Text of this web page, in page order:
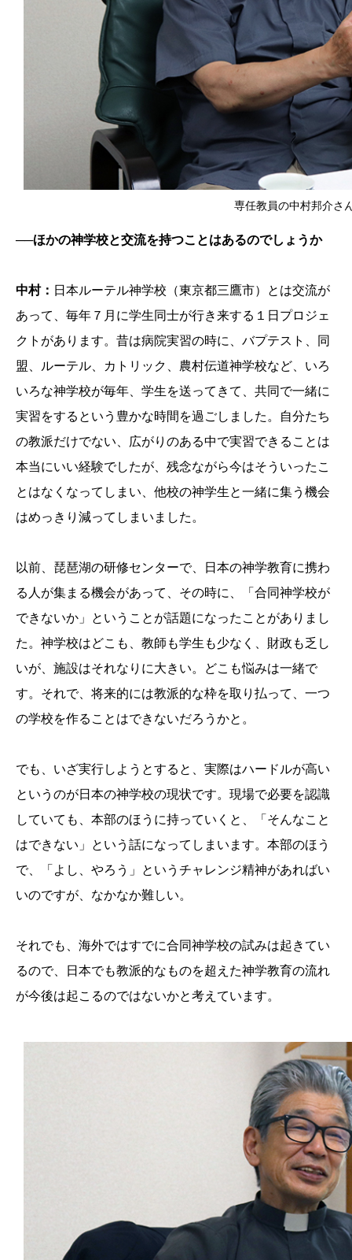
専任教員の中村邦介さ
──ほかの神学校と交流を持つことはあるのでしょうか
中村： 日本ルーテル神学校（東京都三鷹市）とは交流が
あって、毎年７月に学生同士が行き来する１日プロジェ
クトがあります。昔は病院実習の時に、バプテスト、同
盟、ルーテル、カトリック、農村伝道神学校など、いろ
いろな神学校が毎年、学生を送ってきて、共同で一緒に
実習をするという豊かな時間を過ごしました。自分たち
の教派だけでない、広がりのある中で実習できることは
本当にいい経験でしたが、残念ながら今はそういったこ
とはなくなってしまい、他校の神学生と一緒に集う機会
はめっきり減ってしまいました。
以前、琵琶湖の研修センターで、日本の神学教育に携わ
る人が集まる機会があって、その時に、「合同神学校が
できないか」ということが話題になったことがありまし
た。神学校はどこも、教師も学生も少なく、財政も乏し
いが、施設はそれなりに大きい。どこも悩みは一緒で
す。それで、将来的には教派的な枠を取り払って、一つ
の学校を作ることはできないだろうかと。
でも、いざ実行しようとすると、実際はハードルが高い
というのが日本の神学校の現状です。現場で必要を認識
していても、本部のほうに持っていくと、「そんなこと
はできない」という話になってしまいます。本部のほう
で、「よし、やろう」というチャレンジ精神があればい
いのですが、なかなか難しい。
それでも、海外ではすでに合同神学校の試みは起きてい
るので、日本でも教派的なものを超えた神学教育の流れ
が今後は起こるのではないかと考えています。